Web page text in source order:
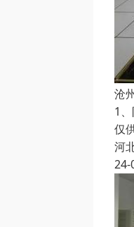
沧
1
仅
河
24-